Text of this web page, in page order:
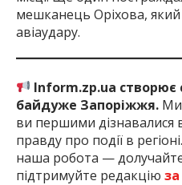
мешканець Оріхова,
авіаудару.
Inform.zp.ua створює
байдуже Запоріжжя.
ви першими дізнавалися
правду про події в
наша робота —
підтримуйте редакцію